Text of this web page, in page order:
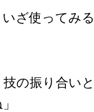
いざ使ってみ
技の振り合い